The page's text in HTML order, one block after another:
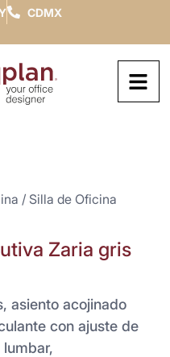
CDMX
/ Silla de Oficina
Zaria gris
asiento acojinado
con ajuste de